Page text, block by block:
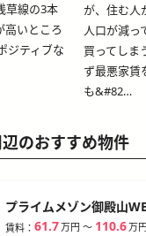
草線の3本
高いところ
ジティブな
が、住む人
人口が減っ
買ってしま
ず最悪家賃
も&#82…
のおすすめ物件
プライムメゾン御殿山
賃料：61.7万円〜 110.6万円